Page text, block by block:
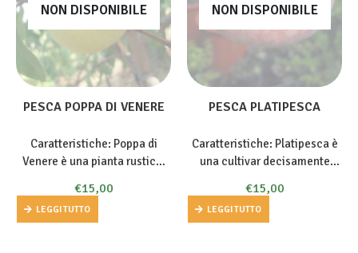
NON DISPONIBILE
PESCA POPPA DI VENERE
Caratteristiche: Poppa di
Venere è una pianta rustica,
tardiva ed era considerata dal
Gallesio“la più bella delle
€15,00
LEGGI TUTTO
NON DISPONIBILE
PESCA PLATIPESCA
Caratteristiche: Platipesca è
una cultivar decisamente
frutti di dimensioni medio –
piccole e forma decisamente
€15,00
LEGGI TUTTO